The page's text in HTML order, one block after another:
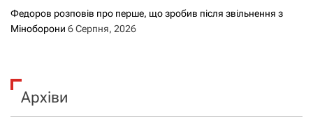
Федоров розповів про перше, що зробив після звільнення з
Міноборони 6 Серпня, 2026
Архіви